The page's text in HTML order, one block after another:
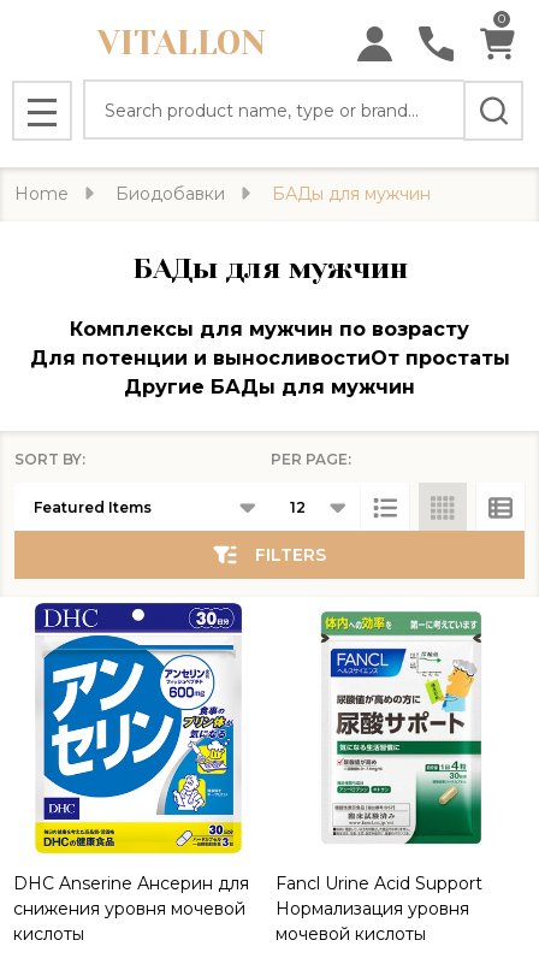
VITALLON
0
MENU
Home Биодобавки БАДы для мужчин
БАДы для мужчин
Комплексы для мужчин по возрасту
Для потенции и выносливостиОт простаты
Другие БАДы для мужчин
List
SORT BY: PER PAGE:
FILTERS
DHC Anserine Ансерин для
снижения уровня мочевой
кислоты
Fancl Urine Acid Support
Нормализация уровня
мочевой кислоты